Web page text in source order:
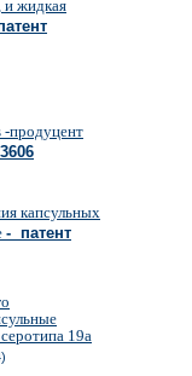
и жидкая
-продуцент
капсульных
- патент
19а